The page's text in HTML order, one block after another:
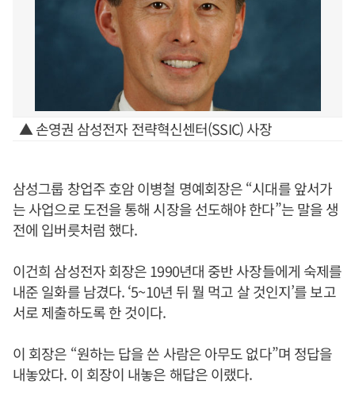
▲ 손영권 삼성전자 전략혁신센터(SSIC) 사장
삼성그룹 창업주 호암 이병철 명예회장은 “시대를 앞서가
는 사업으로 도전을 통해 시장을 선도해야 한다”는 말을 생
전에 입버릇처럼 했다.
이건희 삼성전자 회장은 1990년대 중반 사장들에게 숙제를
내준 일화를 남겼다. ‘5~10년 뒤 뭘 먹고 살 것인지’를 보고
서로 제출하도록 한 것이다.
이 회장은 “원하는 답을 쓴 사람은 아무도 없다”며 정답을
내놓았다. 이 회장이 내놓은 해답은 이랬다.